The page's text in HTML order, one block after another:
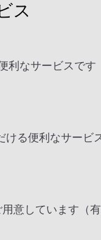
ス
なサービスです
る便利なサービ
意しています（有